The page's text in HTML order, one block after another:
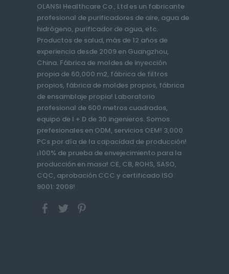
OLANSI Healthcare Co., Ltd es un fabricante
profesional de purificadores de aire, agua de
hidrógeno, purificador de agua, etc.
Productos de salud, más de 12 años de
experiencia desde 2009 en Guangzhou,
China. Fábrica de moldes de inyección
propia de 60,000 m2, fábrica de filtros
propios, fábrica de moldes propios, fábrica
de ensamblaje propia! Laboratorio
profesional de 600 metros cuadrados,
equipo de I + D de 30 ingenieros. Somos
prefesionales en ODM, servicios OEM! 3,000
PCs por día de la capacidad de producción!
¡100% de prueba de envejecimiento para la
producción en masa! CE, CB, ROHS, SASO,
CQC, aprobación CCC y certificado ISO
9001: 2008!